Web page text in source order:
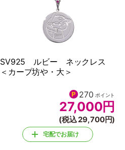
SV925 ルビー ネックレス
＜カープ坊や・大＞
270 ポイント
27,000円
(税込 29,700円)
宅配でお届け